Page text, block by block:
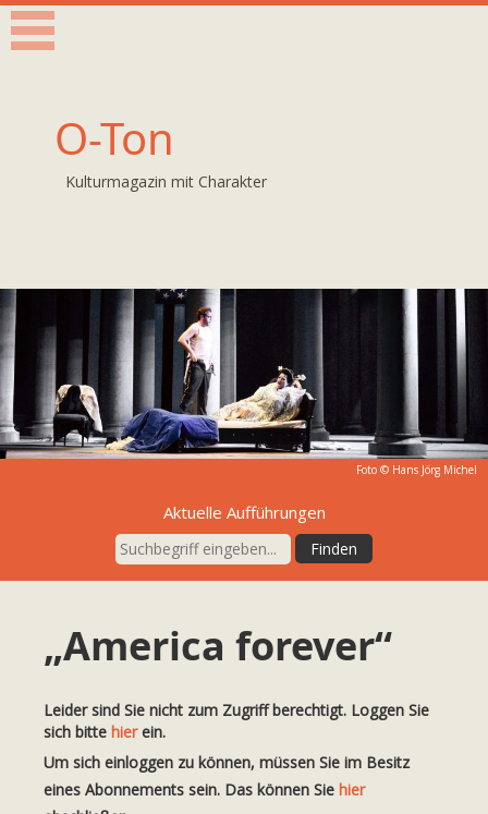
O-Ton
Kulturmagazin mit Charakter
Foto © Hans Jörg Michel
Aktuelle Aufführungen
„America forever“
Leider sind Sie nicht zum Zugriff berechtigt. Loggen Sie
sich bitte hierein.
Um sich einloggen zu können, müssen Sie im Besitz
eines Abonnements sein. Das können Sie hier